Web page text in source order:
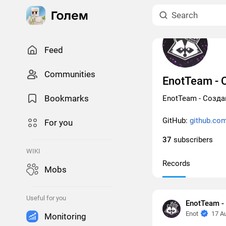
Feed
Сommunities
Bookmarks
For you
WIKI
Mobs
Useful for you
Monitoring
EnotTeam -
EnotTeam -
GitHub:
37 subscribers
Records
EnotTeam
Enot 17